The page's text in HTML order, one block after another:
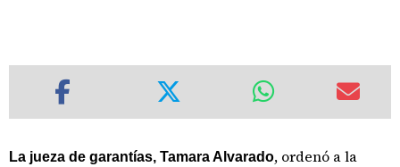
La jueza de garantías, Tamara Alvarado, ordenó a la